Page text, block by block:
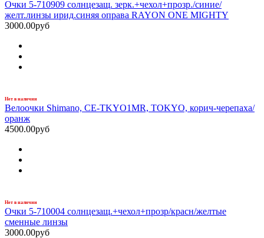
Очки 5-710909 солнцезащ. зерк.+чехол+прозр./синие/
желт.линзы ирид.синяя оправа RAYON ONE MIGHTY
3000.00руб
Нет в наличии
Велоочки Shimano, CE-TKYO1MR, TOKYO, корич-черепаха/
оранж
4500.00руб
Нет в наличии
Очки 5-710004 солнцезащ.+чехол+прозр/красн/желтые
сменные линзы
3000.00руб